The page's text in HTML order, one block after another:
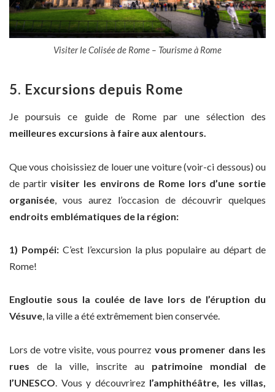
Visiter le Colisée de Rome – Tourisme à Rome
5. Excursions depuis Rome
Je poursuis ce guide de Rome par une sélection des
meilleures excursions à faire aux alentours.
Que vous choisissiez de louer une voiture (voir-ci dessous) ou
de partirvisiter les environs de Rome lors d’une sortie
organisée , vous aurez l’occasion de découvrir quelques
endroits emblématiques de la région:
1) Pompéi:C’est l’excursion la plus populaire au départ de
Rome!
Engloutie sous la coulée de lave lors de l’éruption du
Vésuve, la ville a été extrêmement bien conservée.
Lors de votre visite, vous pourrez vous promener dans les
rues de la ville, inscrite au patrimoine mondial de
l’UNESCO . Vous y découvrirez l’amphithéâtre, les villas,